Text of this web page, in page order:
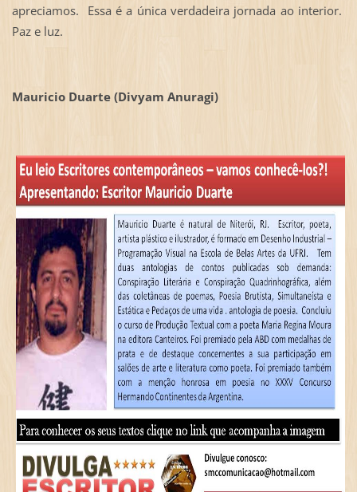
apreciamos. Essa é a única verdadeira jornada ao interior.
Paz e luz.
Mauricio Duarte (Divyam Anuragi)